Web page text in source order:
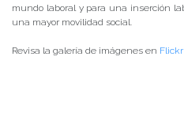
mundo laboral y para una inserción
una mayor movilidad social.
Revisa la galería de imágenes en Flickr